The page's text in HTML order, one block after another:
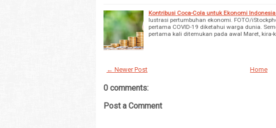
Kontribusi Coca-Cola untuk Ekonomi
lustrasi pertumbuhan ekonomi. FOTO/
pertama COVID-19 diketahui warga dunia.
pertama kali ditemukan pada awal Maret, kira-
← Newer Post Home
0 comments:
Post a Comment